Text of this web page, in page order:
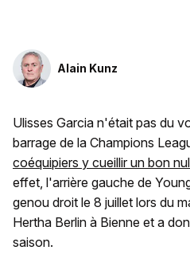
Alain Kunz
Ulisses Garcia n'était pas du
barrage de la Champions
coéquipiers y cueillir un bon
effet, l'arrière gauche de
genou droit le 8 juillet lors du
Hertha Berlin à Bienne et a
saison.